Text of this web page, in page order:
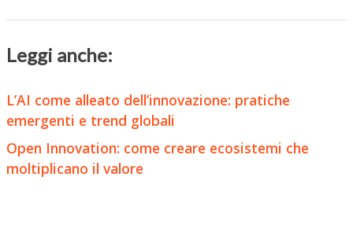
Leggi anche:
L’AI come alleato dell’innovazione: pratiche
emergenti e trend globali
Open Innovation: come creare ecosistemi che
moltiplicano il valore